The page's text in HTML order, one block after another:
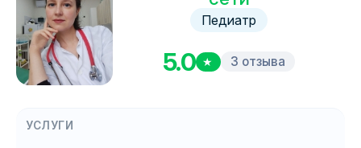
Педиатр
5.0 ★ 3 отзыва
УСЛУГИ